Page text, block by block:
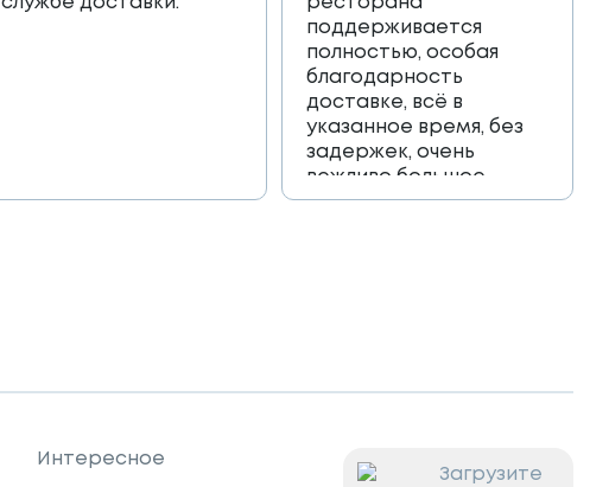
поддерживается
полностью, особая
благодарность
доставке, всё в
указанное время, без
задержек, очень
вежливо большое
спасибо!!!
Интересное
Загрузите